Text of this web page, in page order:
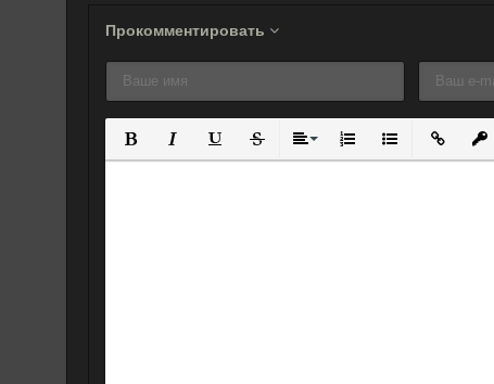
Прокомментировать
Полужирный
КурсивПодчеркнутый
ЗачеркнутыйВыравнивание
Нумерованный